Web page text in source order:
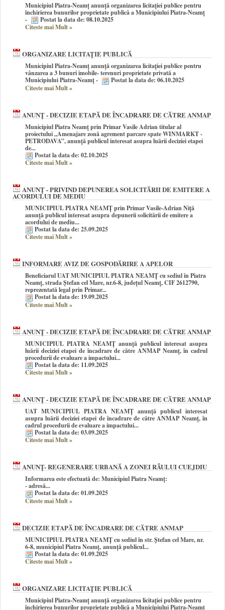
Municipiul Piatra-Neamț anunță organizarea licitației publice pentru
închirierea bunurilor proprietate publică a Municipiului Piatra-Neamț
-
Postat la data de: 08.10.2025
Citeste mai Mult»
ORGANIZARE LICITAȚIE PUBLICĂ
Municipiul Piatra-Neamț anunță organizarea licitației publice pentru
vânzarea a 3 bunuri imobile- terenuri proprietate privată a
Municipiului Piatra-Neamț -
Postat la data de: 06.10.2025
Citeste mai Mult»
ANUNȚ - DECIZIE ETAPĂ DE ÎNCADRARE DE CĂTRE ANMAP
Municipiul Piatra Neamț prin Primar Vasile Adrian titular al
proiectului „Amenajare zonă agrement parcare spate WINMARKT -
PETRODAVA”, anunţă publicul interesat asupra luării deciziei etapei
de...
Postat la data de: 02.10.2025
Citeste mai Mult»
ANUNȚ - PRIVIND DEPUNEREA SOLICITĂRII DE EMITERE A
ACORDULUI DE MEDIU
MUNICIPIUL PIATRA NEAMȚ prin Primar Vasile-Adrian Niță
anunţă publicul interesat asupradepunerii solicitării de emitere a
acordului de mediu...
Postat la data de: 25.09.2025
Citeste mai Mult»
INFORMARE AVIZ DE GOSPODĂRIRE A APELOR
Beneficiarul UAT MUNICIPIUL PIATRA NEAMȚ cu sediul în Piatra
Neamț, strada Ștefan cel Mare, nr.6-8, județul Neamț, CIF 2612790,
reprezentată legal prin Primar...
Postat la data de: 19.09.2025
Citeste mai Mult»
ANUNȚ - DECIZIE ETAPĂ DE ÎNCADRARE DE CĂTRE ANMAP
MUNICIPIUL PIATRA NEAMȚ anunţă publicul interesat asupra
luării deciziei etapei de încadrare de către ANMAP Neamț, în cadrul
procedurii de evaluare a impactului...
Postat la data de: 11.09.2025
Citeste mai Mult»
ANUNȚ - DECIZIE ETAPĂ DE ÎNCADRARE DE CĂTRE ANMAP
UAT MUNICIPIUL PIATRA NEAMȚ anunţă publicul interesat
asupra luării deciziei etapei de încadrare de către ANMAP Neamț, în
cadrul procedurii de evaluare a impactului...
Postat la data de: 03.09.2025
Citeste mai Mult»
ANUNȚ- REGENERARE URBANĂ A ZONEI RÂULUI CUEJDIU
Informarea este efectuată de: Municipiul Piatra Neamț:
- adresă...
Postat la data de: 01.09.2025
Citeste mai Mult»
DECIZIE ETAPĂ DE ÎNCADRARE DE CĂTRE ANMAP
MUNICIPIUL PIATRA NEAMȚ cu sediul în str. Ștefan cel Mare, nr.
6-8, municipiul Piatra Neamț, anunţă publicul...
Postat la data de: 01.09.2025
Citeste mai Mult»
ORGANIZARE LICITAȚIE PUBLICĂ
Municipiul Piatra-Neamț anunță organizarea licitației publice pentru
închirierea bunurilor proprietate publică a Municipiului Piatra-Neamț